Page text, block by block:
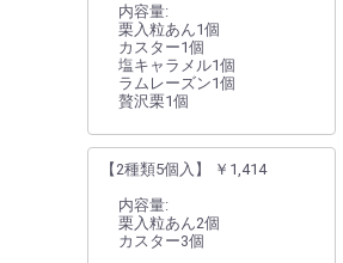
内容量:
栗入粒あん1個
カスター1個
塩キャラメル1個
ラムレーズン1個
贅沢栗1個
【2種類5個入】 ￥1,414
内容量:
栗入粒あん2個
カスター3個